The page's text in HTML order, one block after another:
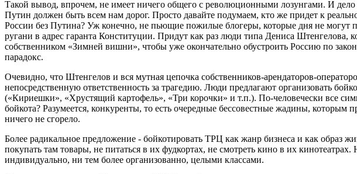
Такой вывод, впрочем, не имеет ничего общего с революционными лозунгами. И дело
Путин должен быть всем нам дорог. Просто давайте подумаем, кто же придет к
России без Путина? Уж конечно, не пьющие пожилые блогеры, которые дня не могут
ругани в адрес гаранта Конституции. Придут как раз люди типа Дениса Штенгелова,
собственником «Зимней вишни», чтобы уже окончательно обустроить Россию по
парадокс.
Очевидно, что Штенгелов и вся мутная цепочка собственников-арендаторов-
непосредственную ответственность за трагедию. Люди предлагают организовать
(«Кириешки», «Хрустящий картофель», «Три корочки» и т.п.). По-человечески все
бойкота? Разумеется, конкуренты, то есть очередные бессовестные жадины, которым
ничего не сгорело.
Более радикальное предложение - бойкотировать ТРЦ как жанр бизнеса и как образ
покупать там товары, не питаться в их фудкортах, не смотреть кино в их кинотеатрах.
индивидуально, ни тем более организованно, целыми классами.